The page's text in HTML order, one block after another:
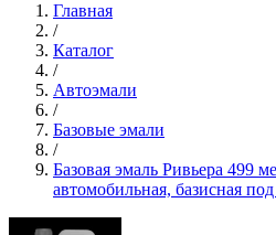
Главная
/
Каталог
/
Автоэмали
/
Базовые эмали
/
Базовая эмаль Ривьера 499
автомобильная, базисная